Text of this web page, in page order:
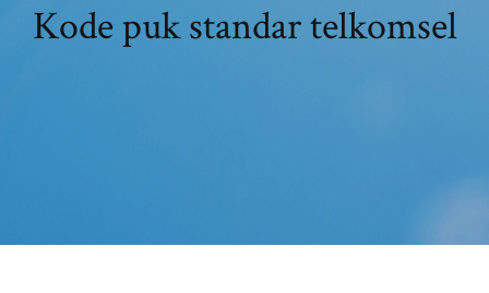
Kode puk standar telkomsel